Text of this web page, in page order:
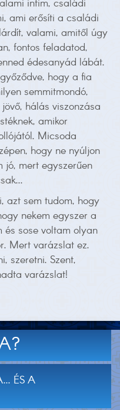
intim, családi
ami erősíti a családi
valami, amitől úgy
fontos feladatod,
édesanyád lábát.
hogy a fia
semmitmondó,
hálás viszonzása
amikor
Micsoda
hogy ne nyúljon
jó, mert egyszerűen
azt sem tudom, hogy
nekem egyszer a
sose voltam olyan
Mert varázslat ez.
szeretni. Szent,
varázslat!
ÉS A